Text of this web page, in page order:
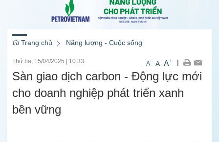
Trang chủ Năng lượng - Cuộc sống
Thứ ba, 15/04/2025 | 10:33 A- A A+ |
Sàn giao dịch carbon - Động lực mới
cho doanh nghiệp phát triển xanh
bền vững